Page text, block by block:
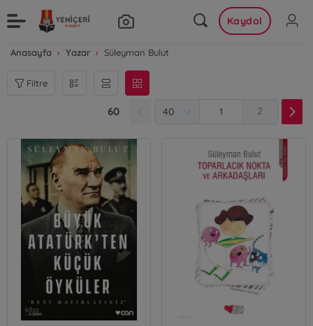
Kaydol
Anasayfa Yazar Süleyman Bulut
Filtre
60 2